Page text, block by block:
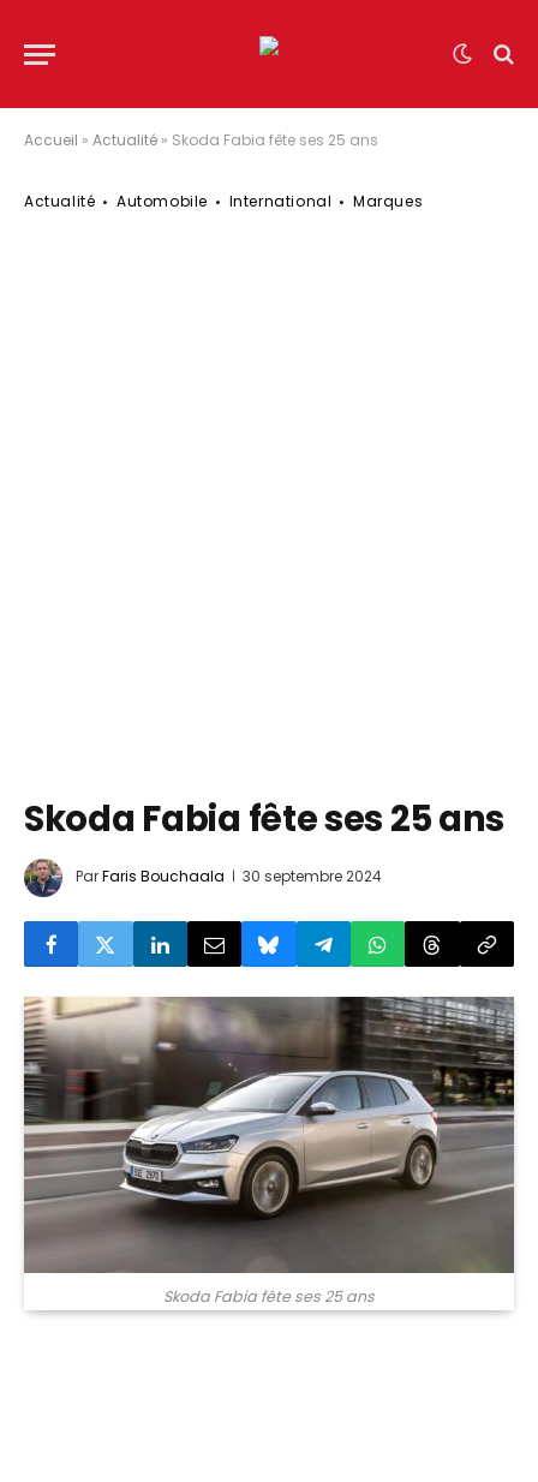
Accueil » Actualité » Skoda Fabia fête ses 25 ans
Actualité Automobile International Marques
Skoda Fabia fête ses 25 ans
ParFaris Bouchaala 30 septembre 2024
Skoda Fabia fête ses 25 ans